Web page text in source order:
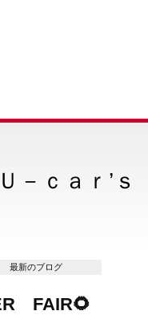
－ｃａｒ’ｓ
のブログ
FAIR🌻